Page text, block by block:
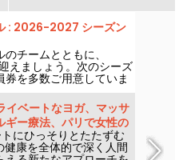
: 2026-2027 シーズン
チームとともに、
えましょう。次のシーズ
を多数ご用意していま
感MAXのイベント、そし
がスポーツとレジャー
トだと断言します。
ベートなヨガ、マッサ
ギー療法、パリで女性の
にひっそりとたたずむ
康を全体的で深く人間